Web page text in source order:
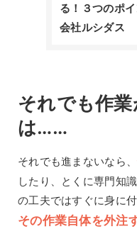
る！３つのポ
会社ルシダス
それでも作
は……
それでも進まないなら、
したり、とくに専門知
の工夫ではすぐに身に
その作業自体を外注